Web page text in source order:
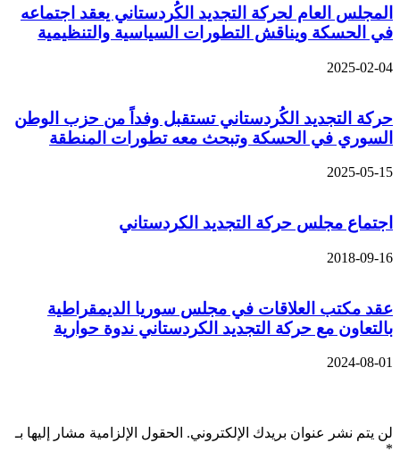
المجلس العام لحركة التجديد الكُردستاني يعقد اجتماعه
في الحسكة ويناقش التطورات السياسية والتنظيمية
2025-02-04
حركة التجديد الكُردستاني تستقبل وفداً من حزب الوطن
السوري في الحسكة وتبحث معه تطورات المنطقة
2025-05-15
اجتماع مجلس حركة التجديد الكردستاني
2018-09-16
عقد مكتب العلاقات في مجلس سوريا الديمقراطية
بالتعاون مع حركة التجديد الكردستاني ندوة حوارية
2024-08-01
لن يتم نشر عنوان بريدك الإلكتروني. الحقول الإلزامية مشار إليها بـ
*